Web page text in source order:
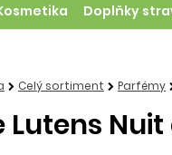
Doplňky
Celý sortiment Parfémy
Lutens Nuit